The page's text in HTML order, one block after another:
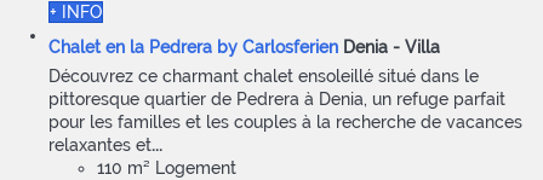
+ INFO
Chalet en la Pedrera by Carlosferien Denia - Villa
Découvrez ce charmant chalet ensoleillé situé dans le
pittoresque quartier de Pedrera à Denia, un refuge parfait
pour les familles et les couples à la recherche de vacances
relaxantes et...
110 m² Logement